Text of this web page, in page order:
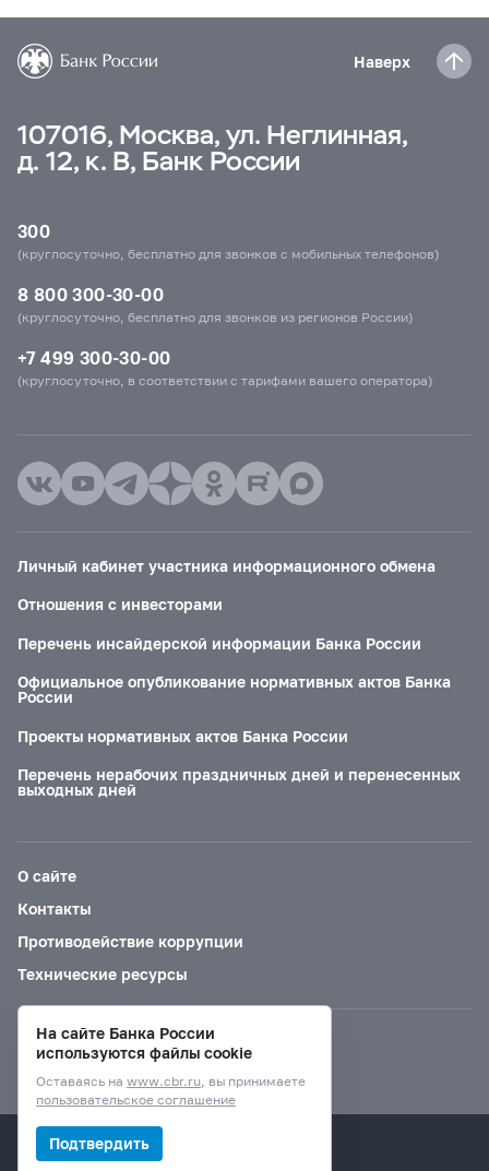
Наверх
107016, Москва, ул. Неглинная,
д. 12, к. В, Банк России
300
(круглосуточно, бесплатно для звонков с мобильных телефонов)
8 800 300-30-00
(круглосуточно, бесплатно для звонков из регионов России)
+7 499 300-30-00
(круглосуточно, в соответствии с тарифами вашего оператора)
Личный кабинет участника информационного обмена
Отношения с инвесторами
Перечень инсайдерской информации Банка России
Официальное опубликование нормативных актов Банка
России
Проекты нормативных актов Банка России
Перечень нерабочих праздничных дней и перенесенных
выходных дней
О сайте
Контакты
Противодействие коррупции
Технические ресурсы
Версия для слабовидящих
© Банк России, 2000–2026.
На сайте Банка России
используются файлы cookie
Оставаясь на www.cbr.ru, вы принимаете
пользовательское соглашение
Подтвердить